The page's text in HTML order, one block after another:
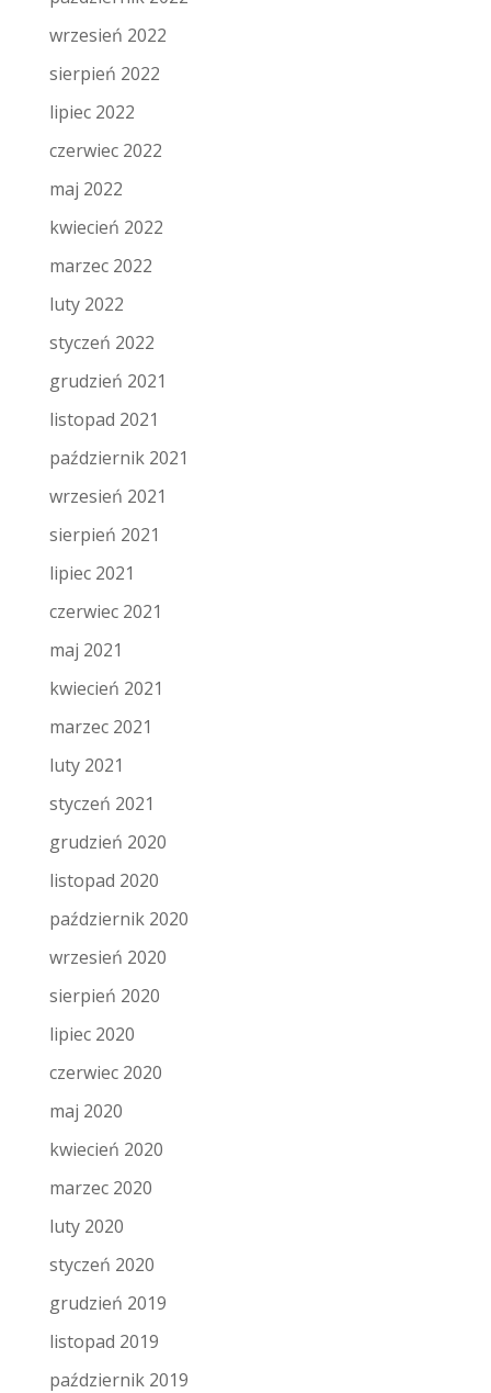
wrzesień 2022
sierpień 2022
lipiec 2022
czerwiec 2022
maj 2022
kwiecień 2022
marzec 2022
luty 2022
styczeń 2022
grudzień 2021
listopad 2021
październik 2021
wrzesień 2021
sierpień 2021
lipiec 2021
czerwiec 2021
maj 2021
kwiecień 2021
marzec 2021
luty 2021
styczeń 2021
grudzień 2020
listopad 2020
październik 2020
wrzesień 2020
sierpień 2020
lipiec 2020
czerwiec 2020
maj 2020
kwiecień 2020
marzec 2020
luty 2020
styczeń 2020
grudzień 2019
listopad 2019
październik 2019